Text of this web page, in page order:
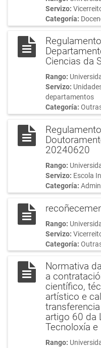
Servizo:
Categoría:
Ciencias da
Rango:
Servizo:
departamentos
Categoría:
20240620
Rango:
Servizo: Escola
Categoría:
Rango:
Servizo:
Categoría:
Normativa
a
científico,
artístico e
artigo 60 da
Tecnoloxía
Rango: